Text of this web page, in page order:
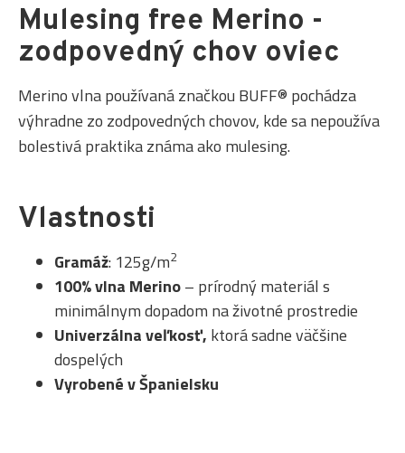
Mulesing free Merino -
zodpovedný chov oviec
Merino vlna používaná značkou BUFF® pochádza
výhradne zo zodpovedných chovov, kde sa nepoužíva
bolestivá praktika známa ako mulesing.
Vlastnosti
Gramáž: 125g/m2
100% vlna Merino– prírodný materiál s
minimálnym dopadom na životné prostredie
Univerzálna veľkosť, ktorá sadne väčšine
dospelých
Vyrobené v Španielsku